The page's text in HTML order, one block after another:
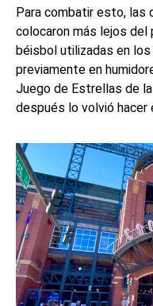
Para combatir esto, las
colocaron más lejos
béisbol utilizadas en
previamente en
Juego de Estrellas de
después lo volvió hacer